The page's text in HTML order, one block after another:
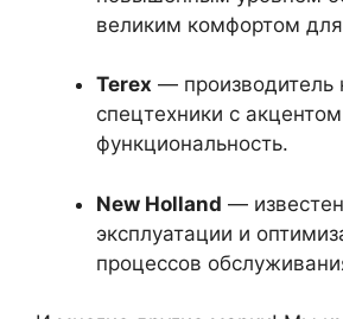
великим комфортом
Terex — производитель
спецтехники с
функциональность.
New Holland —
эксплуатации и
процессов